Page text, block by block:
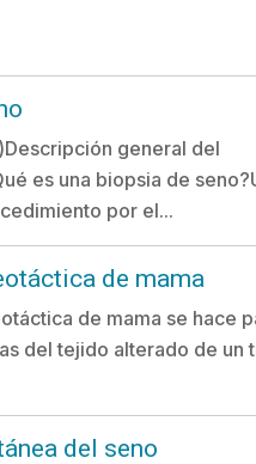
general del
es una biopsia de
por el...
de mama
de mama se hace
del tejido alterado de un
del seno